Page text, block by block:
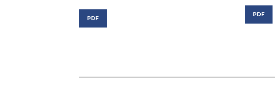
PDF
PDF